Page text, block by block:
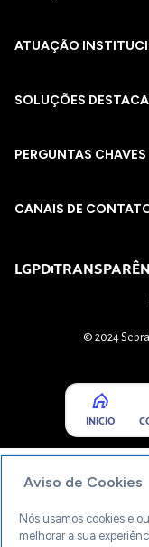
ATUAÇÃO
SOLUÇÕES
PERGUNTAS CHAVES​
CANAIS DE
LGPD
© 2024
INICIO
Aviso de Cookies
Nós usamos cookies e
melhorar a sua